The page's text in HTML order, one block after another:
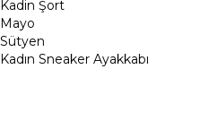
Kadin Şort
Mayo
Sütyen
Kadın Sneaker Ayakkabı